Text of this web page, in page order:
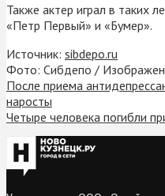
Также актер играл в таких
«Петр Первый» и «Бумер».
Источник: sibdepo.ru
Фото: Сибдепо /
После приема
наросты
Четыре человека погибли